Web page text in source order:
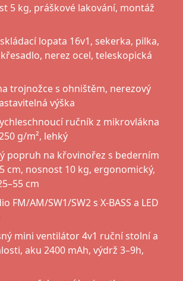
5 kg, práškové lakování, montáž
lopata 16v1, sekerka, pilka,
nerez ocel, teleskopická
trojnožce s ohništěm, nerezový
výška
ručník z mikrovlákna
g/m², lehký
popruh na křovinořez s bederním
cm, nosnost 10 kg, ergonomický,
cm
FM/AM/SW1/SW2 s X-BASS a LED
mini ventilátor 4v1 ruční stolní a
aku 2400 mAh, výdrž 3–9h,